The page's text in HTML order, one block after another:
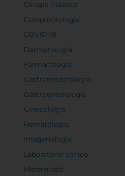
Cirugía Plástica
Coloproctología
COVID-19
Dermatología
Farmacología
Gastroenteorología
Gastroenterología
Ginecología
Hematología
Imagenología
Laboratorio clínico
Maternidad